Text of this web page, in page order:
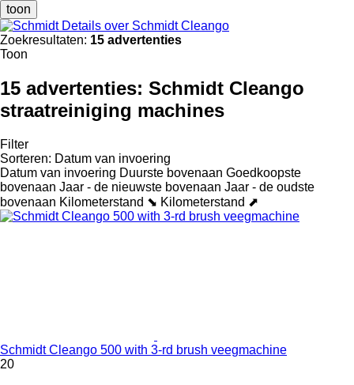
toon
Details over Schmidt Cleango
Zoekresultaten: 15 advertenties
Toon
15 advertenties: Schmidt Cleango
straatreiniging machines
Filter
Sorteren: Datum van invoering
Datum van invoering Duurste bovenaan Goedkoopste
bovenaan Jaar - de nieuwste bovenaan Jaar - de oudste
bovenaan Kilometerstand ⬊ Kilometerstand ⬈
Schmidt Cleango 500 with 3-rd brush veegmachine
20